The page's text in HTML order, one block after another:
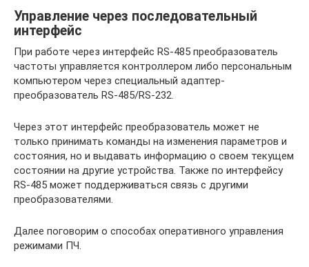
Управление через последовательный
интерфейс
При работе через интерфейс RS-485 преобразователь
частоты управляется контроллером либо персональным
компьютером через специальный адаптер-
преобразователь RS-485/RS-232.
Через этот интерфейс преобразователь может не
только принимать команды на изменения параметров и
состояния, но и выдавать информацию о своем текущем
состоянии на другие устройства. Также по интерфейсу
RS-485 может поддерживаться связь с другими
преобразователями.
Далее поговорим о способах оперативного управления
режимами ПЧ.